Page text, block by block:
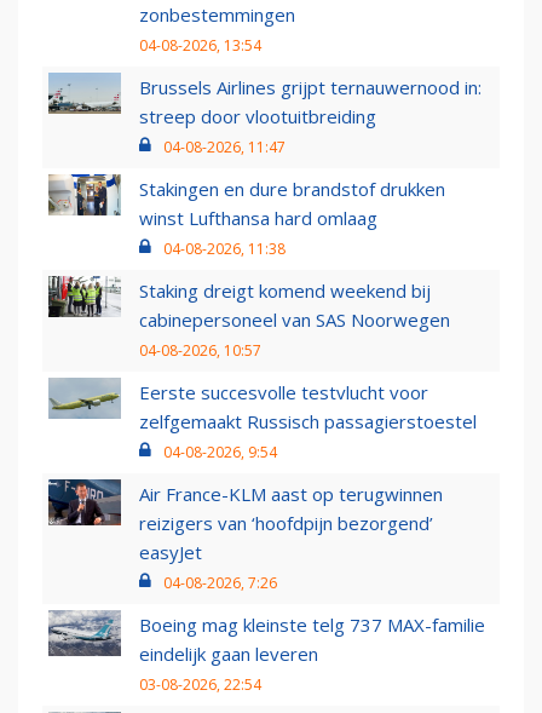
zonbestemmingen
04-08-2026, 13:54
Brussels Airlines grijpt ternauwernood in:
streep door vlootuitbreiding
04-08-2026, 11:47
Stakingen en dure brandstof drukken
winst Lufthansa hard omlaag
04-08-2026, 11:38
Staking dreigt komend weekend bij
cabinepersoneel van SAS Noorwegen
04-08-2026, 10:57
Eerste succesvolle testvlucht voor
zelfgemaakt Russisch passagierstoestel
04-08-2026, 9:54
Air France-KLM aast op terugwinnen
reizigers van ‘hoofdpijn bezorgend’
easyJet
04-08-2026, 7:26
Boeing mag kleinste telg 737 MAX-familie
eindelijk gaan leveren
03-08-2026, 22:54